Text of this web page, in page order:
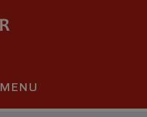
MENU